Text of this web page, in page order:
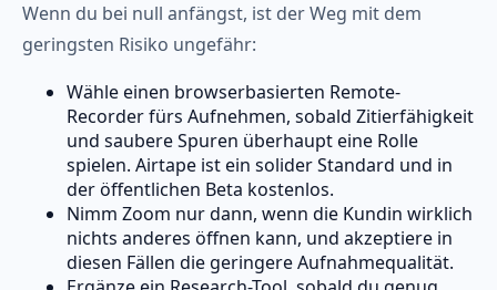
Wenn du bei null anfängst, ist der Weg mit dem
geringsten Risiko ungefähr:
Wähle einen browserbasierten Remote-
Recorder fürs Aufnehmen, sobald Zitierfähigkeit
und saubere Spuren überhaupt eine Rolle
spielen. Airtape ist ein solider Standard und in
der öffentlichen Beta kostenlos.
Nimm Zoom nur dann, wenn die Kundin wirklich
nichts anderes öffnen kann, und akzeptiere in
diesen Fällen die geringere Aufnahmequalität.